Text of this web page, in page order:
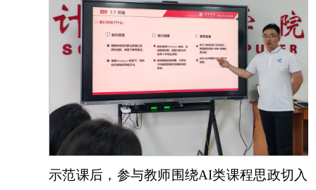
示范课后，参与教师围绕AI类课程思政切入